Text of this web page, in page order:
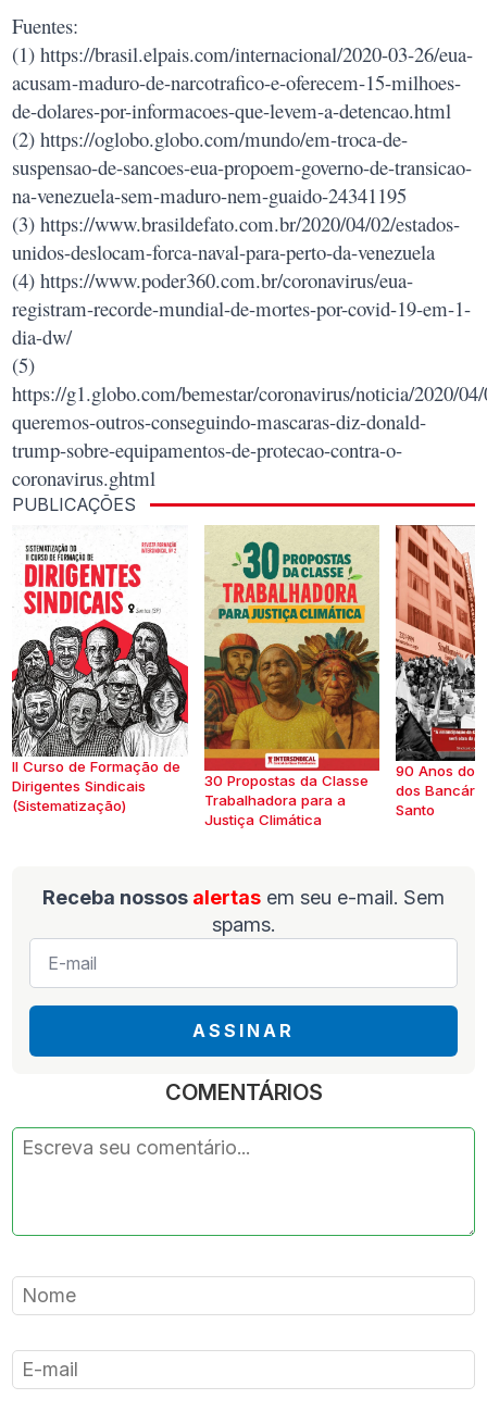
Fuentes:
(1) https://brasil.elpais.com/internacional/2020-03-26/eua-
acusam-maduro-de-narcotrafico-e-oferecem-15-milhoes-
de-dolares-por-informacoes-que-levem-a-detencao.html
(2) https://oglobo.globo.com/mundo/em-troca-de-
suspensao-de-sancoes-eua-propoem-governo-de-transicao-
na-venezuela-sem-maduro-nem-guaido-24341195
(3) https://www.brasildefato.com.br/2020/04/02/estados-
unidos-deslocam-forca-naval-para-perto-da-venezuela
(4) https://www.poder360.com.br/coronavirus/eua-
registram-recorde-mundial-de-mortes-por-covid-19-em-1-
dia-dw/
(5)
https://g1.globo.com/bemestar/coronavirus/noticia/2020/
queremos-outros-conseguindo-mascaras-diz-donald-
trump-sobre-equipamentos-de-protecao-contra-o-
coronavirus.ghtml
PUBLICAÇÕES
II Curso de Formação de
Dirigentes Sindicais
(Sistematização)
30 Propostas da Classe
Trabalhadora para a
Justiça Climática
90 Anos do
dos
Santo
Receba nossos alertas em seu e-mail. Sem
spams.
E-
mail
ASSINAR
COMENTÁRIOS